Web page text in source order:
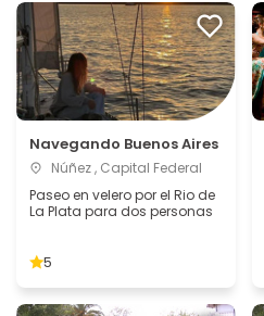
Navegando Buenos Aires
Núñez , Capital Federal
Paseo en velero por el Rio de
La Plata para dos personas
5